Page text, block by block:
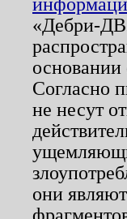
«Дебри-
Согласно
не несут
они